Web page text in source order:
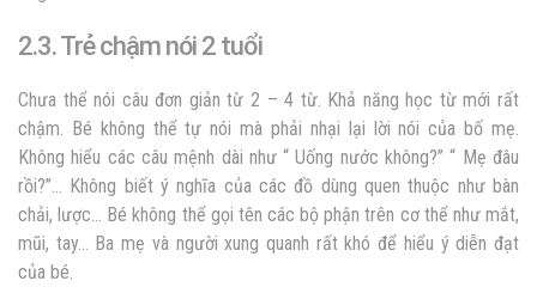
2.3. Trẻ chậm nói 2 tuổi
Chưa thể nói câu đơn giản từ 2 – 4 từ. Khả năng học từ mới rất
chậm. Bé không thể tự nói mà phải nhại lại lời nói của bố mẹ.
Không hiểu các câu mệnh dài như “ Uống nước không?” “ Mẹ đâu
rồi?”… Không biết ý nghĩa của các đồ dùng quen thuộc như bàn
chải, lược… Bé không thể gọi tên các bộ phận trên cơ thể như mắt,
mũi, tay… Ba mẹ và người xung quanh rất khó để hiểu ý diễn đạt
của bé.